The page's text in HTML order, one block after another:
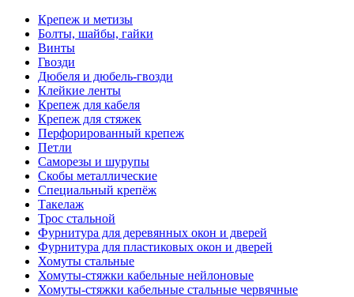
Крепеж и метизы
Болты, шайбы, гайки
Винты
Гвозди
Дюбеля и дюбель-гвозди
Клейкие ленты
Крепеж для кабеля
Крепеж для стяжек
Перфорированный крепеж
Петли
Саморезы и шурупы
Скобы металлические
Специальный крепёж
Такелаж
Трос стальной
Фурнитура для деревянных окон и дверей
Фурнитура для пластиковых окон и дверей
Хомуты стальные
Хомуты-стяжки кабельные нейлоновые
Хомуты-стяжки кабельные стальные червячные